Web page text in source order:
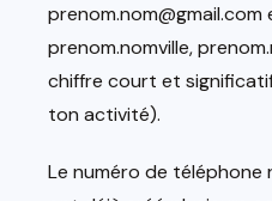
prenom.nomville,
chiffre court et
ton activité).
Le numéro de téléphone